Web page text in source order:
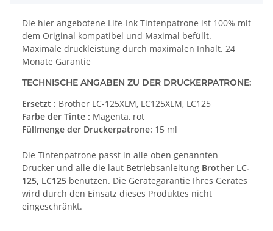
Die hier angebotene Life-Ink Tintenpatrone ist 100% mit
dem Original kompatibel und Maximal befüllt.
Maximale druckleistung durch maximalen Inhalt. 24
Monate Garantie
TECHNISCHE ANGABEN ZU DER DRUCKERPATRONE:
Ersetzt : Brother LC-125XLM, LC125XLM, LC125
Farbe der Tinte : Magenta, rot
Füllmenge der Druckerpatrone: 15 ml
Die Tintenpatrone passt in alle oben genannten
Drucker und alle die laut Betriebsanleitung Brother LC-
125, LC125 benutzen. Die Gerätegarantie Ihres Gerätes
wird durch den Einsatz dieses Produktes nicht
eingeschränkt.